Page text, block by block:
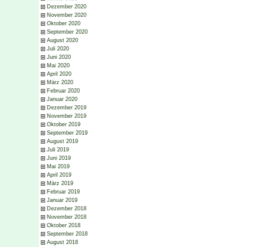
Dezember 2020
November 2020
Oktober 2020
September 2020
August 2020
Juli 2020
Juni 2020
Mai 2020
April 2020
März 2020
Februar 2020
Januar 2020
Dezember 2019
November 2019
Oktober 2019
September 2019
August 2019
Juli 2019
Juni 2019
Mai 2019
April 2019
März 2019
Februar 2019
Januar 2019
Dezember 2018
November 2018
Oktober 2018
September 2018
August 2018